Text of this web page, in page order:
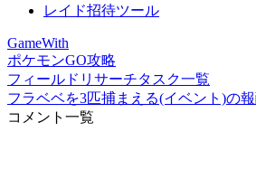
レイド招待ツール
GameWith
ポケモンGO攻略
フィールドリサーチタスク一覧
フラベベを3匹捕まえる(イベント)の
コメント一覧